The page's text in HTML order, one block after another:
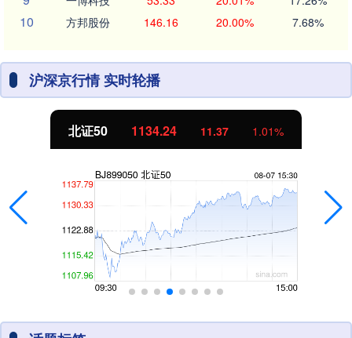
10 方邦股份 146.16 20.00% 7.68%
沪深京行情 实时轮播
北证50 1134.24 11.37 1.01%